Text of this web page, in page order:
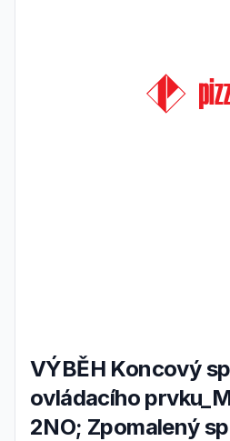
VÝBĚH Koncový spínač bez
ovládacího
2NO; Zpomalený